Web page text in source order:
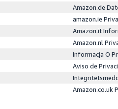
Amazon.de
amazon.ie
Amazon.it
Amazon.nl
Informacja O
Aviso de
Amazon.co.uk